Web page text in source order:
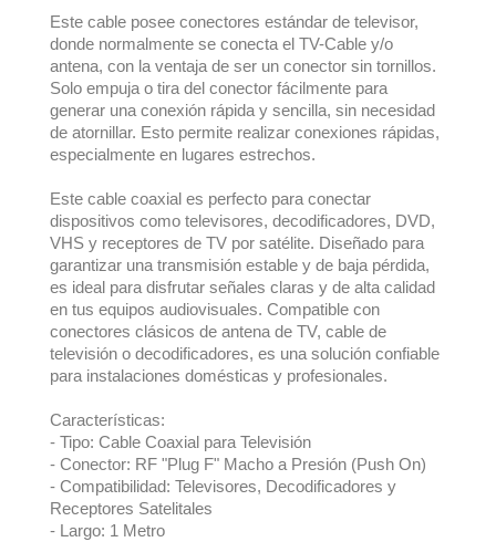
Este cable posee conectores estándar de televisor,
donde normalmente se conecta el TV-Cable y/o
antena, con la ventaja de ser un conector sin tornillos.
Solo empuja o tira del conector fácilmente para
generar una conexión rápida y sencilla, sin necesidad
de atornillar. Esto permite realizar conexiones rápidas,
especialmente en lugares estrechos.
Este cable coaxial es perfecto para conectar
dispositivos como televisores, decodificadores, DVD,
VHS y receptores de TV por satélite. Diseñado para
garantizar una transmisión estable y de baja pérdida,
es ideal para disfrutar señales claras y de alta calidad
en tus equipos audiovisuales. Compatible con
conectores clásicos de antena de TV, cable de
televisión o decodificadores, es una solución confiable
para instalaciones domésticas y profesionales.
Características:
- Tipo: Cable Coaxial para Televisión
- Conector: RF "Plug F" Macho a Presión (Push On)
- Compatibilidad: Televisores, Decodificadores y
Receptores Satelitales
- Largo: 1 Metro